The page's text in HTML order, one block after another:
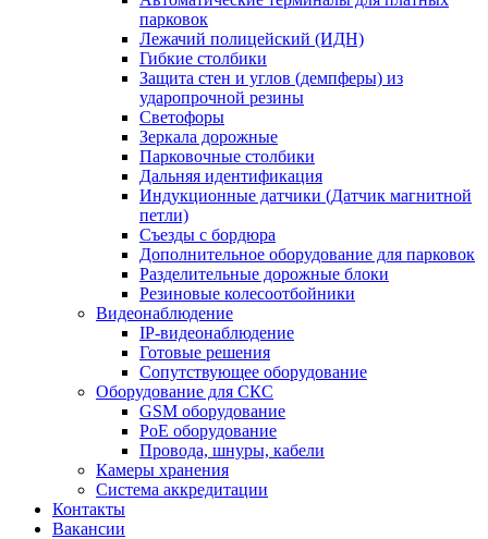
парковок
Лежачий полицейский (ИДН)
Гибкие столбики
Защита стен и углов (демпферы) из
ударопрочной резины
Светофоры
Зеркала дорожные
Парковочные столбики
Дальняя идентификация
Индукционные датчики (Датчик магнитной
петли)
Съезды с бордюра
Дополнительное оборудование для парковок
Разделительные дорожные блоки
Резиновые колесоотбойники
Видеонаблюдение
IP-видеонаблюдение
Готовые решения
Сопутствующее оборудование
Оборудование для СКС
GSM оборудование
PoE оборудование
Провода, шнуры, кабели
Камеры хранения
Система аккредитации
Контакты
Вакансии